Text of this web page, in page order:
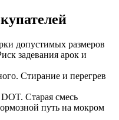
допустимых размеров
задевания арок и
Стирание и перегрев
Старая смесь
путь на мокром